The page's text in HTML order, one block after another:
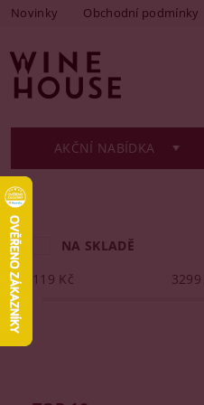
Novinky Obchodní podmínky
AKČNÍ NABÍDKA
NA SKLADĚ
119 Kč 3299